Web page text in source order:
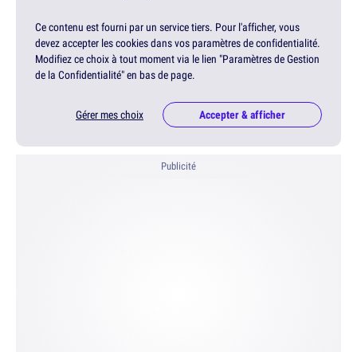
Ce contenu est fourni par un service tiers. Pour l'afficher, vous
devez accepter les cookies dans vos paramètres de confidentialité.
Modifiez ce choix à tout moment via le lien "Paramètres de Gestion
de la Confidentialité" en bas de page.
Gérer mes choix Accepter & afficher
Publicité